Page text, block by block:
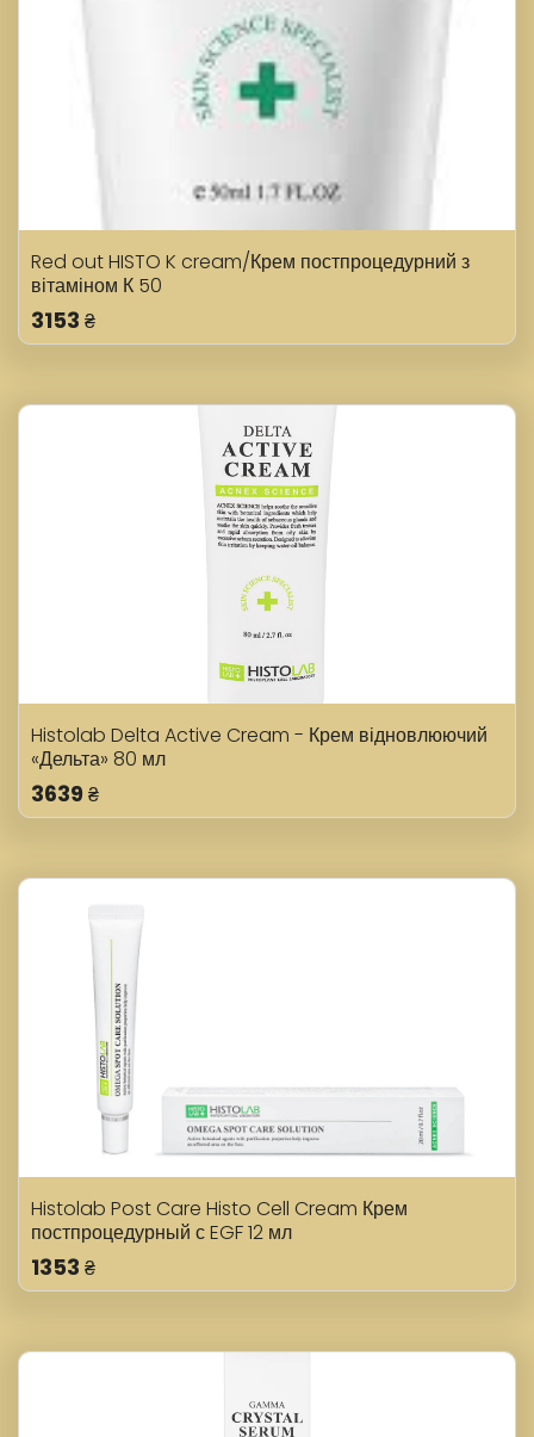
Red out HISTO K cream/Крем постпроцедурний з
вітаміном К 50
3153 ₴
Histolab Delta Active Cream - Крем відновлюючий
«Дельта» 80 мл
3639 ₴
Histolab Post Care Histo Cell Cream Крем
постпроцедурный с EGF 12 мл
1353 ₴